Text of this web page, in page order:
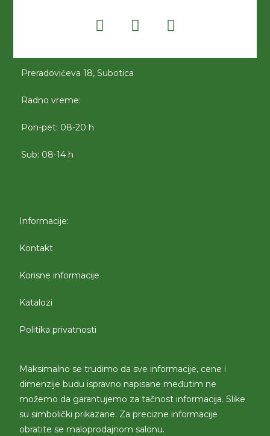
Preradovićeva 18, Subotica
Radno vreme:
Pon-pet: 08-20 h
Sub: 08-14 h
Informacije:
Kontakt
Korisne informacije
Katalozi
Politika privatnosti
Maksimalno se trudimo da sve informacije, cene i
dimenzije budu ispravno napisane međutim ne
možemo da garantujemo za tačnost informacija. Slike
su simbolički prikazane. Za precizne informacije
obratite se maloprodajnom salonu.